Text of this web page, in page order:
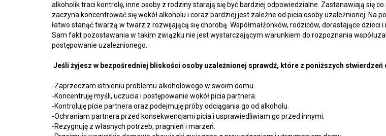
alkoholik traci kontrolę, inne osoby z rodziny starają się być bardziej odpowiedzialne. Zastanawiają się
zaczyna koncentrować się wokół alkoholu i coraz bardziej jest zależne od picia osoby uzależnionej. Na
łatwo stanąć twarzą w twarz z rozwijającą się chorobą. Współmałżonków, rodziców, dorastające
Sam fakt pozostawania w takim związku nie jest wystarczającym warunkiem do rozpoznania
postępowanie uzależnionego.
Jeśli żyjesz w bezpośredniej bliskości osoby uzależnionej sprawdź, które z poniższych stwierdzeń
-Zaprzeczam istnieniu problemu alkoholowego w swoim domu.
-Koncentruję myśli, uczucia i postępowanie wokół picia partnera.
-Kontroluję picie partnera oraz podejmuję próby odciągania go od alkoholu.
-Ochraniam partnera przed konsekwencjami picia i usprawiedliwiam go przed innymi.
-Rezygnuję z własnych potrzeb, pragnień i marzeń.